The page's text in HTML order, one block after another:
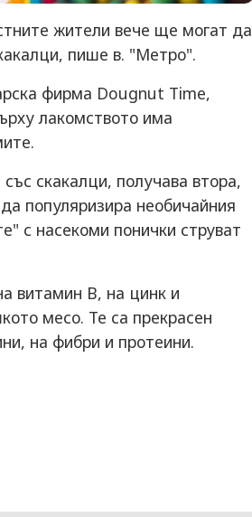
жители вече ще могат да
пише в. "Метро".
фирма Dougnut Time,
лакомството има
скакалци, получава втора,
популяризира необичайния
с насекоми понички струват
витамин В, на цинк и
месо. Те са прекрасен
на фибри и протеини.